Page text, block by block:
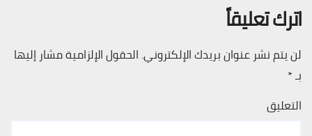
اترك تعليقاً
لن يتم نشر عنوان بريدك الإلكتروني. الحقول الإلزامية مشار إليها
بـ*
التعليق